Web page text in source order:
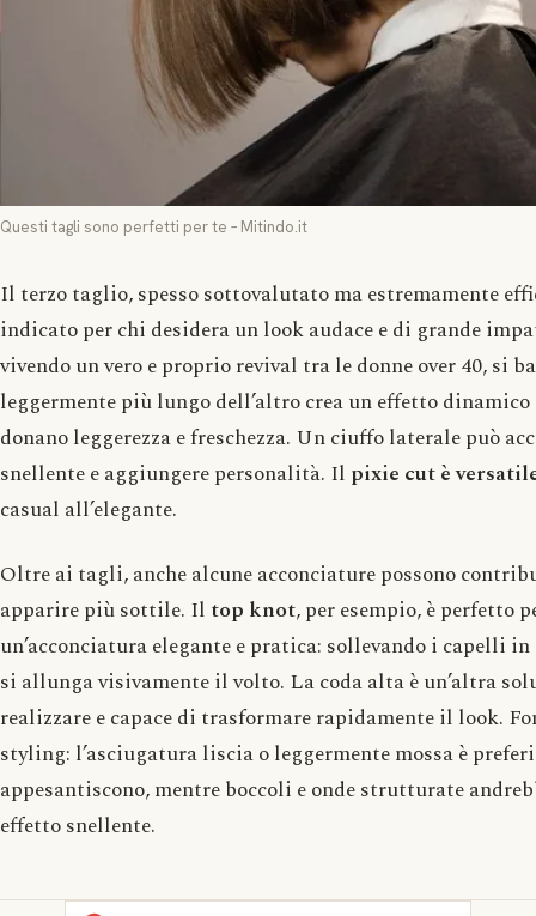
Questi tagli sono perfetti per te – Mitindo.it
Il terzo taglio, spesso sottovalutato ma estremamente
indicato per chi desidera un look audace e di grande
vivendo un vero e proprio revival tra le donne over 40, si
leggermente più lungo dell’altro crea un effetto
donano leggerezza e freschezza. Un ciuffo laterale può
snellente e aggiungere personalità. Il pixie cut è
casual all’elegante.
Oltre ai tagli, anche alcune acconciature possono
apparire più sottile. Il top knot, per esempio, è perfetto
un’acconciatura elegante e pratica: sollevando i capelli
si allunga visivamente il volto. La coda alta è un’altra
realizzare e capace di trasformare rapidamente il look.
styling: l’asciugatura liscia o leggermente mossa è
appesantiscono, mentre boccoli e onde strutturate
effetto snellente.